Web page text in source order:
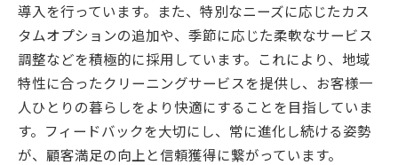
導入を行っています。また、特別なニーズに応じたカス
タムオプションの追加や、季節に応じた柔軟なサービス
調整などを積極的に採用しています。これにより、地域
特性に合ったクリーニングサービスを提供し、お客様一
人ひとりの暮らしをより快適にすることを目指していま
す。フィードバックを大切にし、常に進化し続ける姿勢
が、顧客満足の向上と信頼獲得に繋がっています。